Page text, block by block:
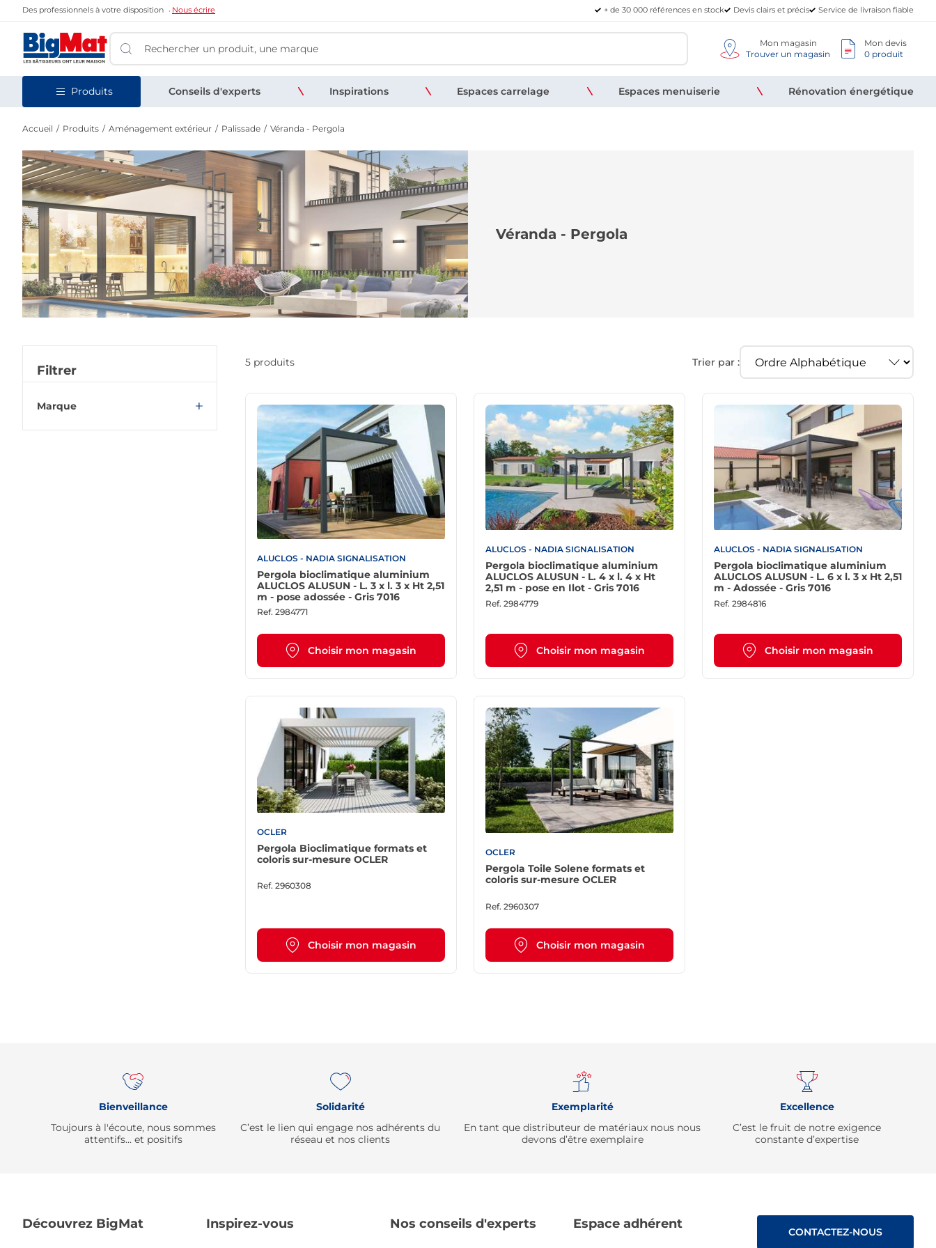
Des professionnels à votre disposition Nous écrire + de 30 000 références en stock Devis clairs et précis Service de livraison fiable
Mon magasin
Trouver un magasin
Mon devis
0 produit
Produits Conseils d'experts Inspirations Espaces carrelage Espaces menuiserie Rénovation énergétique
Accueil Produits Aménagement extérieur Palissade Véranda - Pergola
Véranda - Pergola
Filtrer
Marque
5 produits Trier par :
ALUCLOS - NADIA SIGNALISATION
Pergola bioclimatique aluminium
ALUCLOS ALUSUN - L. 3 x l. 3 x Ht 2,51
m - pose adossée - Gris 7016
Ref. 2984771
Choisir mon magasin
ALUCLOS - NADIA SIGNALISATION
Pergola bioclimatique aluminium
ALUCLOS ALUSUN - L. 4 x l. 4 x Ht
2,51 m - pose en Ilot - Gris 7016
Ref. 2984779
Choisir mon magasin
ALUCLOS - NADIA SIGNALISATION
Pergola bioclimatique aluminium
ALUCLOS ALUSUN - L. 6 x l. 3 x Ht 2,51
m - Adossée - Gris 7016
Ref. 2984816
Choisir mon magasin
OCLER
Pergola Bioclimatique formats et
coloris sur-mesure OCLER
Ref. 2960308
Choisir mon magasin
OCLER
Pergola Toile Solene formats et
coloris sur-mesure OCLER
Ref. 2960307
Choisir mon magasin
Bienveillance
Toujours à l'écoute, nous sommes
attentifs… et positifs
Solidarité
C’est le lien qui engage nos adhérents du
réseau et nos clients
Exemplarité
En tant que distributeur de matériaux nous nous
devons d’être exemplaire
Excellence
C’est le fruit de notre exigence
constante d’expertise
Découvrez BigMat Inspirez-vous Nos conseils d'experts Espace adhérent
CONTACTEZ-NOUS